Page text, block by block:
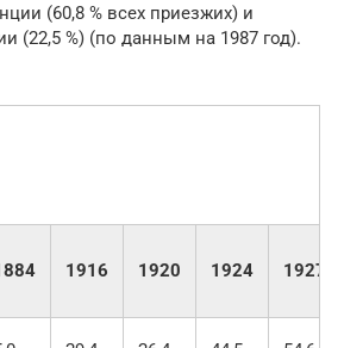
(60,8 % всех приезжих) и
(22,5 %) (по данным на 1987 год).
1916 1920 1924 1927